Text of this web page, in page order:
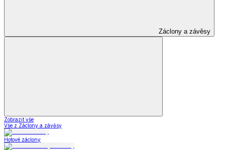
Záclony a závěsy
Zobrazit vše
Vše z Záclony a závěsy
Hotové záclony